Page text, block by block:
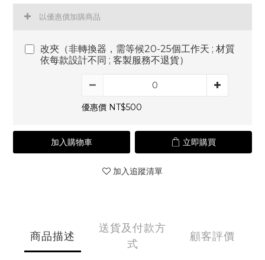
以優惠價加購商品
改夾（非轉換器，需等候20-25個工作天 ; 材質
依每款設計不同 ; 客製服務不退貨）
優惠價 NT$500
加入購物車 立即購買
加入追蹤清單
商品描述
送貨及付款方
式
顧客評價